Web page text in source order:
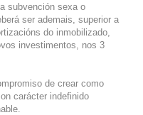
subvención sexa o
ser ademais, superior a
do inmobilizado,
investimentos, nos 3
de crear como
carácter indefinido